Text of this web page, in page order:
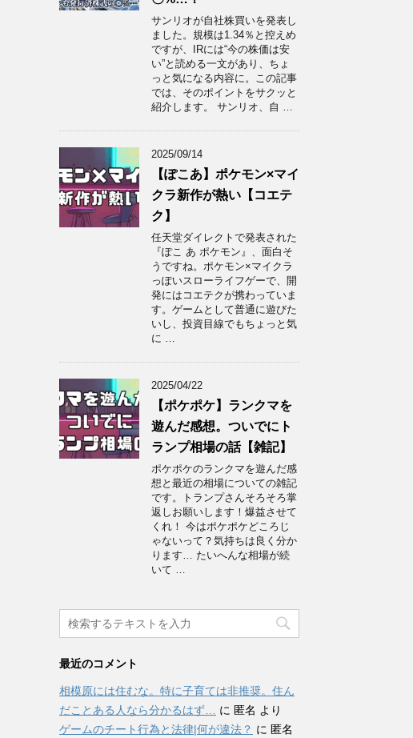
サンリオが自社株買いを発表し
ました。規模は1.34％と控えめ
ですが、IRには“今の株価は安
い”と読める一文があり、ちょ
っと気になる内容に。この記事
では、そのポイントをサクッと
紹介します。 サンリオ、自 …
2025/09/14
【ぽこあ】ポケモン×マイ
クラ新作が熱い【コエテ
ク】
任天堂ダイレクトで発表された
『ぽこ あ ポケモン』、面白そ
うですね。ポケモン×マイクラ
っぽいスローライフゲーで、開
発にはコエテクが携わっていま
す。ゲームとして普通に遊びた
いし、投資目線でもちょっと気
に …
2025/04/22
【ポケポケ】ランクマを
遊んだ感想。ついでにト
ランプ相場の話【雑記】
ポケポケのランクマを遊んだ感
想と最近の相場についての雑記
です。トランプさんそろそろ掌
返しお願いします！爆益させて
くれ！ 今はポケポケどころじ
ゃないって？気持ちは良く分か
ります… たいへんな相場が続
いて …
最近のコメント
相模原には住むな。特に子育ては非推奨。住ん
だことある人なら分かるはず… に 匿名 より
ゲームのチート行為と法律|何が違法？ に 匿名